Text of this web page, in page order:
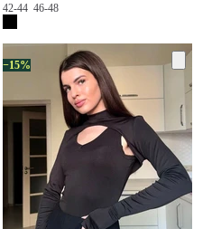
42-4446-48
−15%